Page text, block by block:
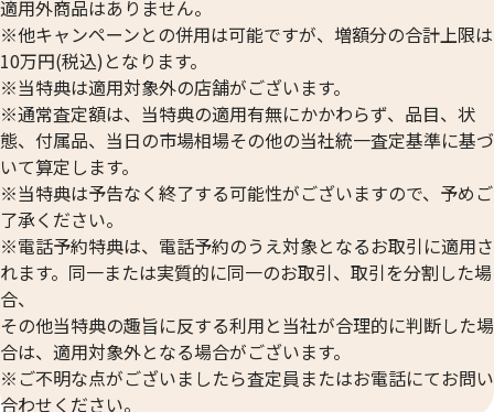
24金 (K24) 十二支小判 酉
10.7g
参考買取価格
318,400円
24金 (K24) 十二支
10.2g
参考買取価格
303,500 円
適用外商品はありません。
※他キャンペーンとの併用は可能ですが、増額分の合計上限は
10万円(税込)となります。
※当特典は適用対象外の店舗がございます。
※通常査定額は、当特典の適用有無にかかわらず、品目、状
態、付属品、当日の市場相場その他の当社統一査定基準に基づ
いて算定します。
※当特典は予告なく終了する可能性がございますので、予めご
了承ください。
※電話予約特典は、電話予約のうえ対象となるお取引に適用さ
れます。同一または実質的に同一のお取引、取引を分割した場
合、
その他当特典の趣旨に反する利用と当社が合理的に判断した場
合は、適用対象外となる場合がございます。
※ご不明な点がございましたら査定員またはお電話にてお問い
合わせください。